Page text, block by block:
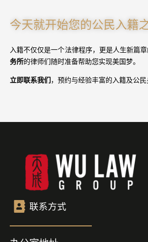
今天就开始您的公民入籍
入籍不仅仅是一个法律程序，更是人生新篇章
务所的律师们随时准备帮助您实现美国梦。
立即联系我们，预约与经验丰富的入籍及公民
联系方式